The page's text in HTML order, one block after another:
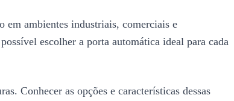
em ambientes industriais, comerciais e
escolher a porta automática ideal para cada
Conhecer as opções e características dessas